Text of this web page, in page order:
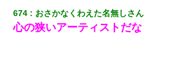
旦那の元カノをSNSで探して写真を保存し
を晒してた。ほとんどがブスという評価の
評価で苦々しく思った
674 おさかなくわえた名無しさん
心の狭いアーティストだな